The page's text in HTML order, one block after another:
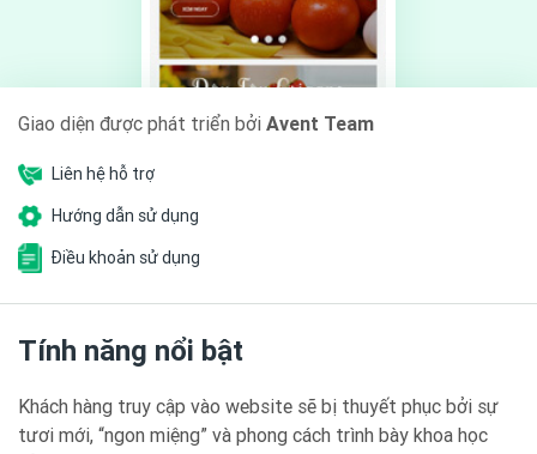
Giao diện được phát triển bởi Avent Team
Liên hệ hỗ trợ
Hướng dẫn sử dụng
Điều khoản sử dụng
Tính năng nổi bật
Khách hàng truy cập vào website sẽ bị thuyết phục bởi sự
tươi mới, “ngon miệng” và phong cách trình bày khoa học